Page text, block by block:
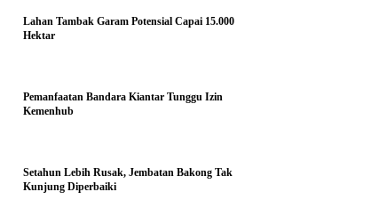
Lahan Tambak Garam Potensial Capai 15.000
Hektar
Pemanfaatan Bandara Kiantar Tunggu Izin
Kemenhub
Setahun Lebih Rusak, Jembatan Bakong Tak
Kunjung Diperbaiki